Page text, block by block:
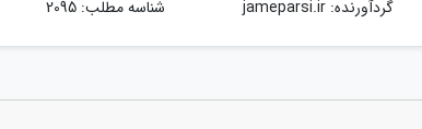
گردآورنده:jameparsi.ir شناسه مطلب: 2095